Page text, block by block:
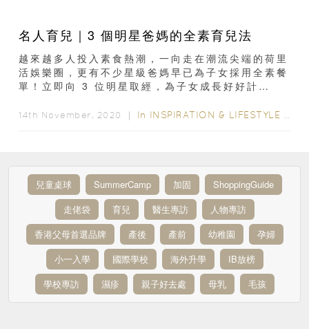
名人育兒｜3 個明星爸媽的全素育兒法
越來越多人投入素食熱潮，一向走在潮流尖端的荷里
活娛樂圈，更有不少星級爸媽早已為子女採用全素餐
單！立即向 3 位明星取經，為子女成長好好計
14th November, 2020 ｜ In INSPIRATION & LIFESTYLE
兒童桌球 SummerCamp 加固
ShoppingGuide
走佬袋
育兒 醫生專訪
人物專訪
香港父母首選品牌
產後 產前 幼稚園
孕婦
小一入學
國際學校 海外升學
IB放榜
學校專訪
濕疹 親子好去處 母乳 毛孩